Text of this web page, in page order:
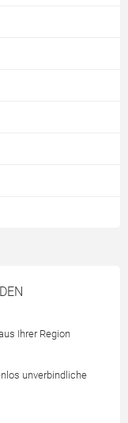
Ihrer Region
unverbindliche